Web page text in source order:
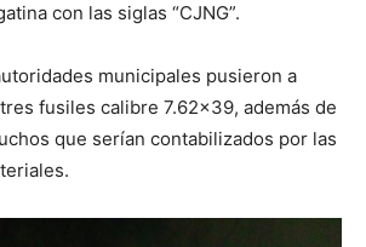
con las siglas “CJNG”.
municipales pusieron a
fusiles calibre 7.62×39, además de
que serían contabilizados por las